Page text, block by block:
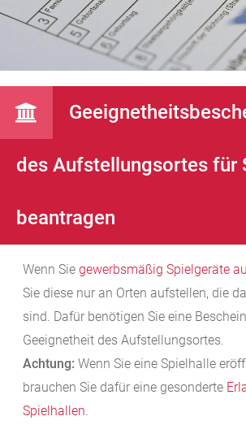
des Aufstellungsortes für
beantragen
Wenn Sie gewerbsmäßig Spielgeräte
Sie diese nur an Orten aufstellen, die
sind. Dafür benötigen Sie eine
Geeignetheit des Aufstellungsortes.
Achtung: Wenn Sie eine Spielhalle
brauchen Sie dafür eine gesonderte
Spielhallen.